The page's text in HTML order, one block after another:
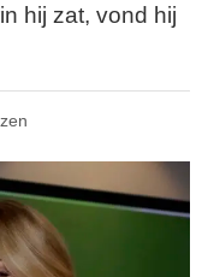
hij zat, vond hij